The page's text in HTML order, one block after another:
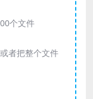
个文件
者把整个文件